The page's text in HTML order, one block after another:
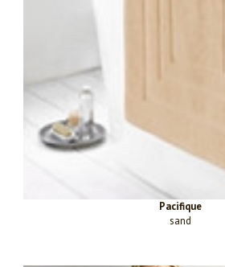
Pacifique
sand